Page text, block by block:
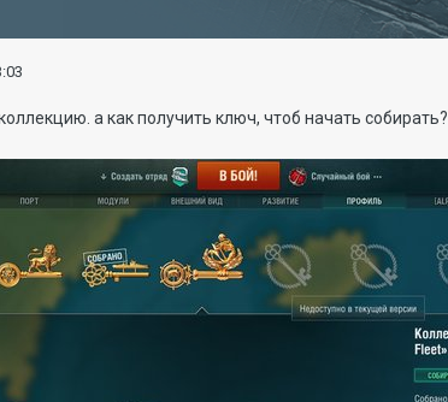
а как получить ключ, чтоб начать собирать?